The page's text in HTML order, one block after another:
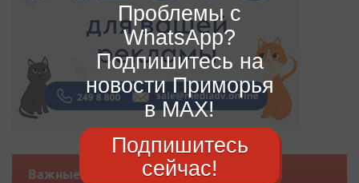
Важные новости
Проблемы с
WhatsApp?
Подпишитесь на
новости Приморья
в MAX!
Подпишитесь
сейчас!